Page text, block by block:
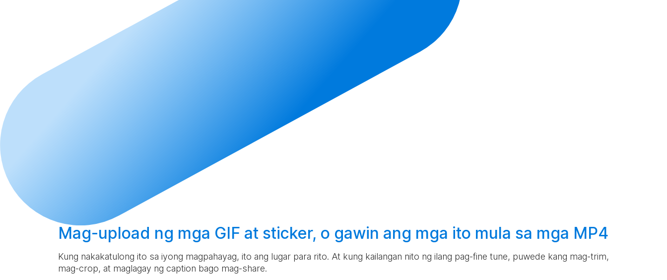
Mag-upload ng mga GIF at sticker, o gawin ang mga ito mula sa mga MP4
Kung nakakatulong ito sa iyong magpahayag, ito ang lugar para rito. At kung kailangan nito ng ilang pag-fine tune, puwede kang mag-trim,
mag-crop, at maglagay ng caption bago mag-share.